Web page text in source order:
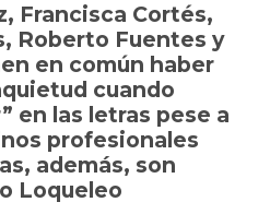
Francisca Cortés,
Roberto Fuentes y
en común haber
cuando
en las letras pese a
profesionales
además, son
Loqueleo